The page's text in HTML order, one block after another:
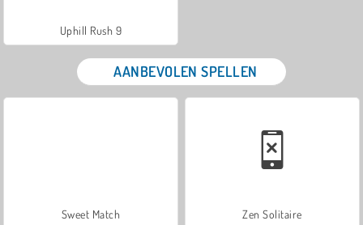
Uphill Rush 9
AANBEVOLEN SPELLEN
Sweet Match Zen Solitaire